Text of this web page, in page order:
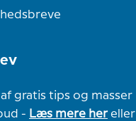
gratis tips og masser
- Læs mere hereller